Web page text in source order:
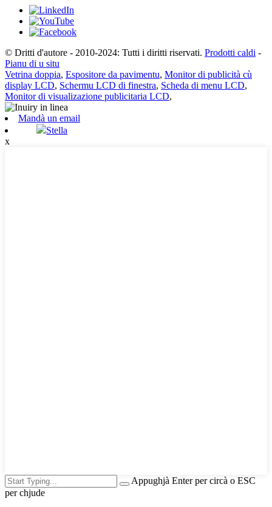
© Dritti d'autore - 2010-2024: Tutti i diritti riservati. Prodotti caldi -
Pianu di u situ
Vetrina doppia, Espositore da pavimentu, Monitor di publicità cù
display LCD, Schermu LCD di finestra, Scheda di menu LCD,
Monitor di visualizazione publicitaria LCD,
Mandà un email
Stella
x
Appughjà Enter per circà o ESC
per chjude